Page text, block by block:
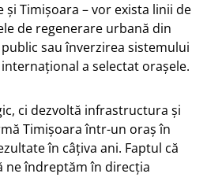
Timișoara – vor exista linii de
de regenerare urbană din
sau înverzirea sistemului
a selectat orașele.
ci dezvoltă infrastructura și
Timișoara într-un oraș în
în câțiva ani. Faptul că
ne îndreptăm în direcția